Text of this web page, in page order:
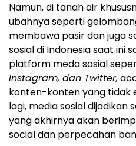
Namun, di tanah air
ubahnya seperti
membawa pasir dan juga
sosial di Indonesia saat ini
platform meda sosial
Instagram, dan Twitter,
konten-konten yang tidak
lagi, media sosial
yang akhirnya akan
social dan perpecahan